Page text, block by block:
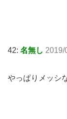
42: 名無し 2019/
やっぱりメッシ